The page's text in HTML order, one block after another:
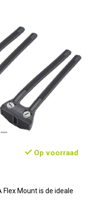
Op voorraad
Flex Mount is de ideale